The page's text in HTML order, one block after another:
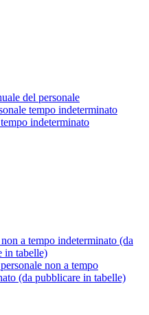
del personale
tempo indeterminato
indeterminato
a tempo indeterminato (da
in tabelle)
non a tempo
(da pubblicare in tabelle)